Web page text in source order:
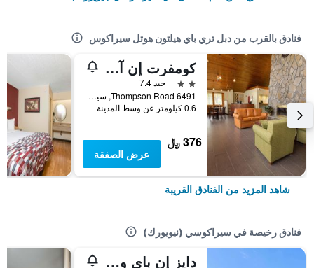
فنادق بالقرب من دبل تري باي هيلتون هوتل سيراكوس
كومفرت إن آند سويتس سيراكوز كاريير سيركل
2 نجمتين
جيد 7.4
6491 Thompson Road, سيراكوسي (نيويورك), NY, الولايات المتحدة الأميريكية
0.6 كيلومتر عن وسط المدينة
376 ﷼
عرض الصفقة
شاهد المزيد من الفنادق القريبة
فنادق رخيصة في سيراكوسي (نيويورك)
دايز إن باي ويندام سيراكيوز